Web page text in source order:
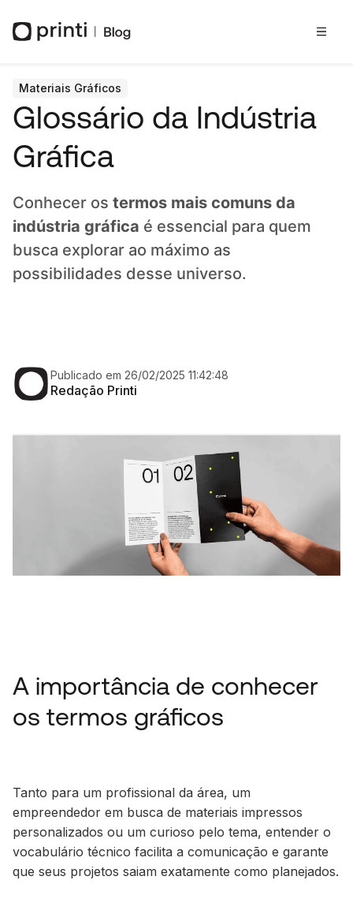
Materiais Gráficos
Glossário da Indústria
Gráfica
Conhecer os termos mais comuns da
indústria gráfica é essencial para quem
busca explorar ao máximo as
possibilidades desse universo.
Publicado em 26/02/2025 11:42:48
Redação Printi
A importância de conhecer
os termos gráficos
Tanto para um profissional da área, um
empreendedor em busca de materiais impressos
personalizados ou um curioso pelo tema, entender o
vocabulário técnico facilita a comunicação e garante
que seus projetos saiam exatamente como planejados.